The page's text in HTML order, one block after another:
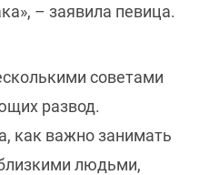
– заявила певица.
советами
развод.
как важно занимать
людьми,